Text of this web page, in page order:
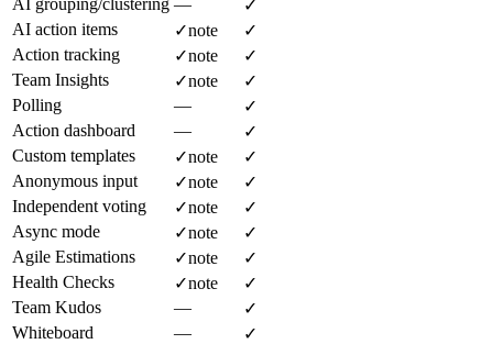
✓
AI action items
✓note
✓
Action tracking
✓note
✓
Team Insights
✓note
✓
Polling
—
✓
Action dashboard
—
✓
Custom templates
✓note
✓
Anonymous input
✓note
✓
Independent voting
✓note
✓
Async mode
✓note
✓
Agile Estimations
✓note
✓
Health Checks
✓note
✓
Team Kudos
—
✓
Whiteboard
—
✓